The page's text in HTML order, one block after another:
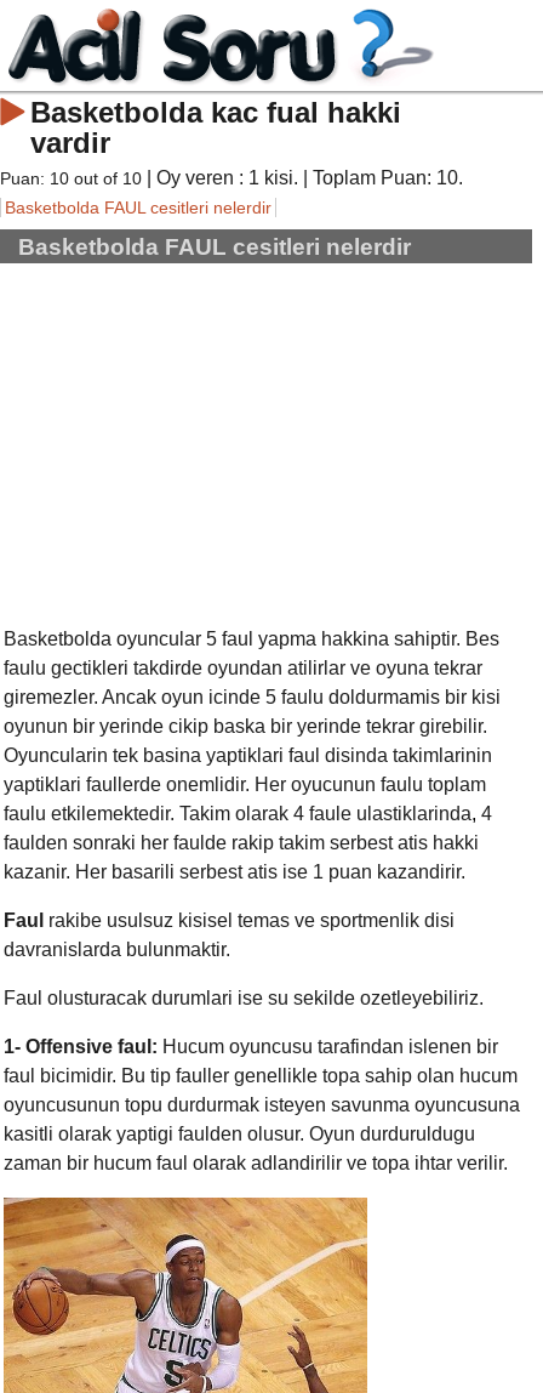
Basketbolda kac fual hakki
vardir
Puan: 10 out of 10 | Oy veren : 1 kisi. | Toplam Puan: 10.
Basketbolda FAUL cesitleri nelerdir
Basketbolda FAUL cesitleri nelerdir
Basketbolda oyuncular 5 faul yapma hakkina sahiptir. Bes
faulu gectikleri takdirde oyundan atilirlar ve oyuna tekrar
giremezler. Ancak oyun icinde 5 faulu doldurmamis bir kisi
oyunun bir yerinde cikip baska bir yerinde tekrar girebilir.
Oyuncularin tek basina yaptiklari faul disinda takimlarinin
yaptiklari faullerde onemlidir. Her oyucunun faulu toplam
faulu etkilemektedir. Takim olarak 4 faule ulastiklarinda, 4
faulden sonraki her faulde rakip takim serbest atis hakki
kazanir. Her basarili serbest atis ise 1 puan kazandirir.
Faul rakibe usulsuz kisisel temas ve sportmenlik disi
davranislarda bulunmaktir.
Faul olusturacak durumlari ise su sekilde ozetleyebiliriz.
1- Offensive faul: Hucum oyuncusu tarafindan islenen bir
faul bicimidir. Bu tip fauller genellikle topa sahip olan hucum
oyuncusunun topu durdurmak isteyen savunma oyuncusuna
kasitli olarak yaptigi faulden olusur. Oyun durduruldugu
zaman bir hucum faul olarak adlandirilir ve topa ihtar verilir.